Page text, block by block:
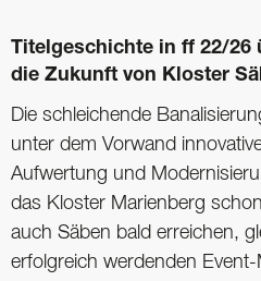
Titelgeschichte in ff 22/26
die Zukunft von Kloster
Die schleichende
unter dem Vorwand
Aufwertung und
das Kloster Marienberg
auch Säben bald erreichen,
erfolgreich werdenden